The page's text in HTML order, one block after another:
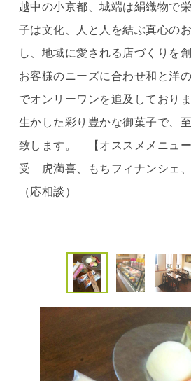
越中の小京都、城端は絹織物で
子は文化、人と人を結ぶ真心の
し、地域に愛される店づくりを
お客様のニーズに合わせ和と洋
でオンリーワンを追及しており
生かした彩り豊かな御菓子で、
致します。 【オススメメニュ
受 虎満喜、もちフィナンシェ
（応相談）